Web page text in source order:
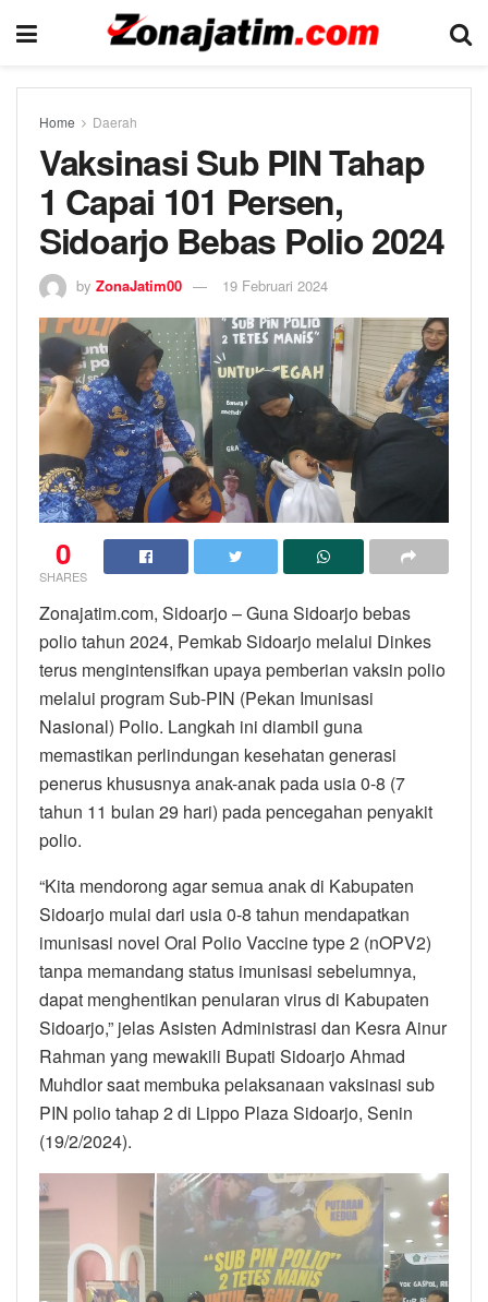
Home Daerah
Vaksinasi Sub PIN Tahap
1 Capai 101 Persen,
Sidoarjo Bebas Polio 2024
by ZonaJatim00 19 Februari 2024
0
SHARES
Zonajatim.com, Sidoarjo – Guna Sidoarjo bebas
polio tahun 2024, Pemkab Sidoarjo melalui Dinkes
terus mengintensifkan upaya pemberian vaksin polio
melalui program Sub-PIN (Pekan Imunisasi
Nasional) Polio. Langkah ini diambil guna
memastikan perlindungan kesehatan generasi
penerus khususnya anak-anak pada usia 0-8 (7
tahun 11 bulan 29 hari) pada pencegahan penyakit
polio.
“Kita mendorong agar semua anak di Kabupaten
Sidoarjo mulai dari usia 0-8 tahun mendapatkan
imunisasi novel Oral Polio Vaccine type 2 (nOPV2)
tanpa memandang status imunisasi sebelumnya,
dapat menghentikan penularan virus di Kabupaten
Sidoarjo,” jelas Asisten Administrasi dan Kesra Ainur
Rahman yang mewakili Bupati Sidoarjo Ahmad
Muhdlor saat membuka pelaksanaan vaksinasi sub
PIN polio tahap 2 di Lippo Plaza Sidoarjo, Senin
(19/2/2024).